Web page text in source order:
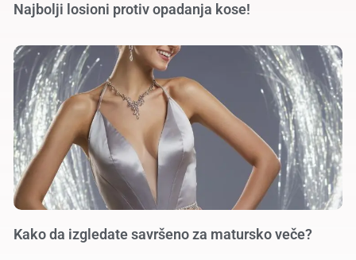
Najbolji losioni protiv opadanja kose!
Kako da izgledate savršeno za matursko veče?